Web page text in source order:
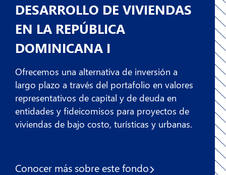
DESARROLLO DE VIVIENDAS
EN LA REPÚBLICA
DOMINICANA I
Ofrecemos una alternativa de inversión a
largo plazo a través del portafolio en valores
representativos de capital y de deuda en
entidades y fideicomisos para proyectos de
viviendas de bajo costo, turísticas y urbanas.
Conocer más sobre este fondo